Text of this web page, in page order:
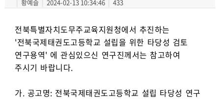
황예슬
2024-02-13 10:34:46 433
전북특별자치도무주교육지원청에서 추진하는
'전북국제태권도고등학교 설립을 위한 타당성 검토
연구용역' 에 관심있으신 연구진께서는 참고하여
주시기 바랍니다.
가. 공고명: 전북국제태권도고등학교 설립 타당성 연구